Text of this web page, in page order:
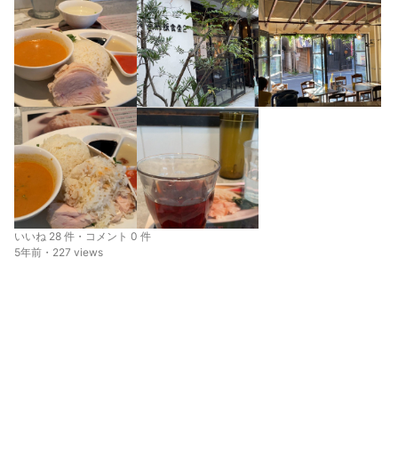
いいね 28 件・コメント 0 件
5年前・227 views